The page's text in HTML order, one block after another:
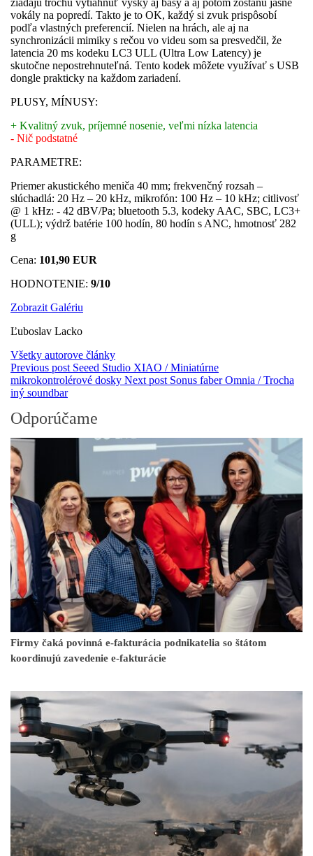
vokály na popredí. Takto je to OK, každý si zvuk prispôsobí
podľa vlastných preferencií. Nielen na hrách, ale aj na
synchronizácii mimiky s rečou vo videu som sa presvedčil, že
latencia 20 ms kodeku LC3 ULL (Ultra Low Latency) je
skutočne nepostrehnuteľná. Tento kodek môžete využívať s USB
dongle prakticky na každom zariadení.
PLUSY, MÍNUSY:
+ Kvalitný zvuk, príjemné nosenie, veľmi nízka latencia
- Nič podstatné
PARAMETRE:
Priemer akustického meniča 40 mm; frekvenčný rozsah –
slúchadlá: 20 Hz – 20 kHz, mikrofón: 100 Hz – 10 kHz; citlivosť
@ 1 kHz: - 42 dBV/Pa; bluetooth 5.3, kodeky AAC, SBC, LC3+
(ULL); výdrž batérie 100 hodín, 80 hodín s ANC, hmotnosť 282
g
Cena: 101,90 EUR
HODNOTENIE: 9/10
Zobrazit Galériu
Ľuboslav Lacko
Všetky autorove články
Previous post Seeed Studio XIAO / Miniatúrne
mikrokontrolérové dosky Next post Sonus faber Omnia / Trocha
iný soundbar
Odporúčame
Firmy čaká povinná e-fakturácia podnikatelia so štátom
koordinujú zavedenie e-fakturácie